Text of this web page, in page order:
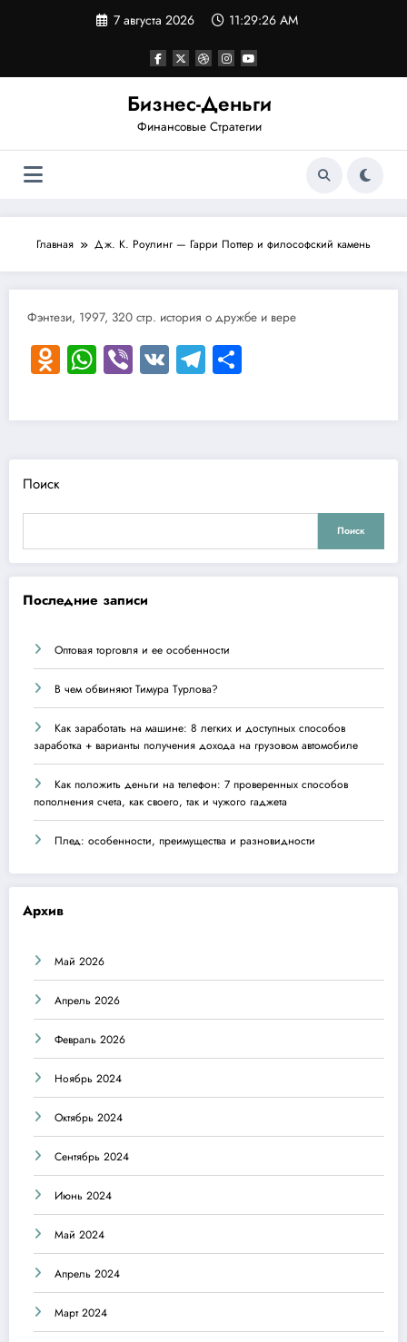
7 августа 2026 11:29:27 AM
Бизнес-Деньги
Финансовые Стратегии
Главная Дж. К. Роулинг — Гарри Поттер и философский камень
Фэнтези, 1997, 320 стр. история о дружбе и вере
Odnoklassniki
WhatsApp
Viber
VKTelegram
Поиск
Поиск
Последние записи
Оптовая торговля и ее особенности
В чем обвиняют Тимура Турлова?
Как заработать на машине: 8 легких и доступных способов
заработка + варианты получения дохода на грузовом автомобиле
Как положить деньги на телефон: 7 проверенных способов
пополнения счета, как своего, так и чужого гаджета
Плед: особенности, преимущества и разновидности
Архив
Май 2026
Апрель 2026
Февраль 2026
Ноябрь 2024
Октябрь 2024
Сентябрь 2024
Июнь 2024
Май 2024
Апрель 2024
Март 2024